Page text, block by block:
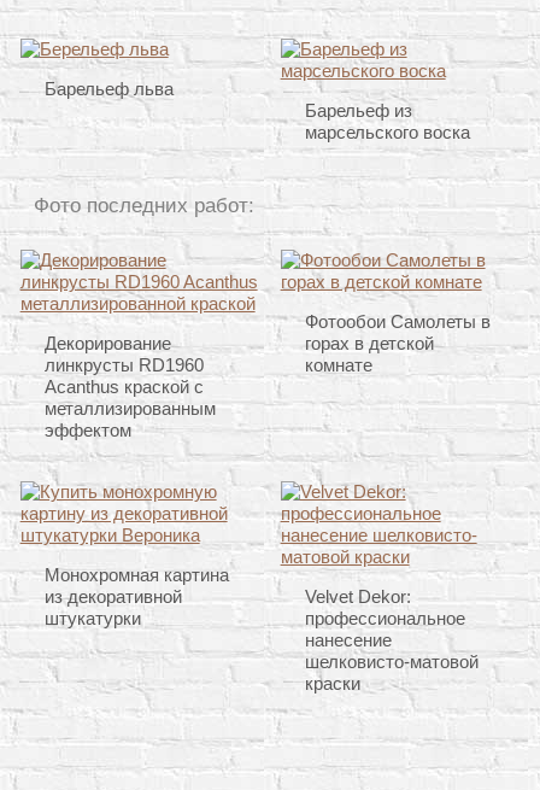
Барельеф льва
Барельеф из
марсельского воска
Фото последних работ:
Декорирование
линкрусты RD1960
Acanthus краской с
металлизированным
эффектом
Фотообои Самолеты в
горах в детской
комнате
Монохромная картина
из декоративной
штукатурки
Velvet Dekor:
профессиональное
нанесение
шелковисто-матовой
краски